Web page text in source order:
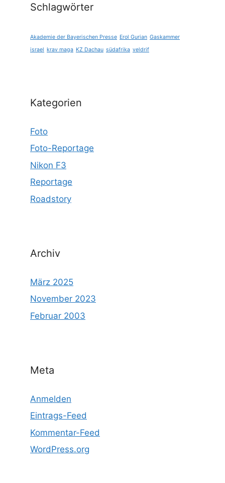
Schlagwörter
Akademie der Bayerischen Presse Erol Gurian Gaskammer
israel krav maga KZ Dachau südafrika veldrif
Kategorien
Foto
Foto-Reportage
Nikon F3
Reportage
Roadstory
Archiv
März 2025
November 2023
Februar 2003
Meta
Anmelden
Eintrags-Feed
Kommentar-Feed
WordPress.org